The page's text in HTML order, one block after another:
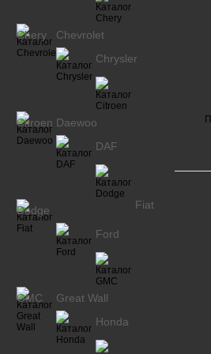
Chery
Chevrolet
Chrysler
Citroen Daewoo
DAF
Dodge Fiat
Ford
GMC
Great Wall
Honda